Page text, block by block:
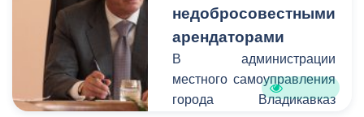
аспектах
процесса в столице
Северной Осетии, в том
числе очередности в
дошкольные
недобросовестными
арендаторами
В администрации
местного самоуправления
города Владикавказ